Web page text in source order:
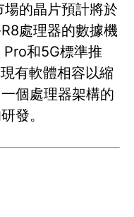
的晶片預計將於
處理器的數據機
和5G標準推
有軟體相容以縮
個處理器架構的
發。